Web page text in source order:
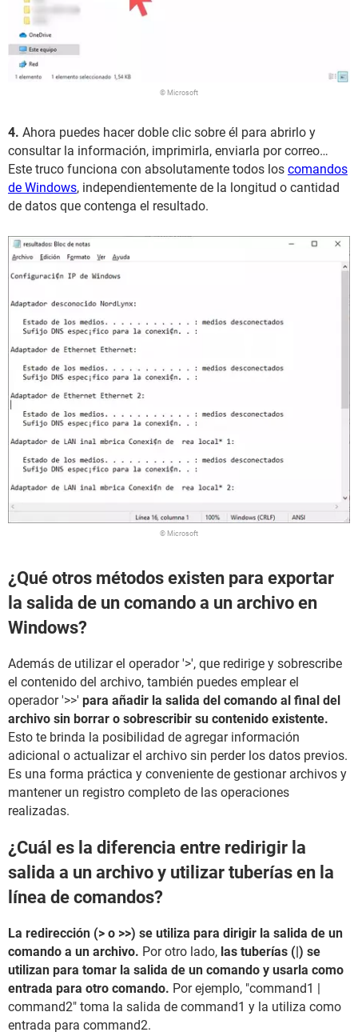
© Microsoft
4. Ahora puedes hacer doble clic sobre él para abrirlo y
consultar la información, imprimirla, enviarla por correo…
Este truco funciona con absolutamente todos los comandos
de Windows, independientemente de la longitud o cantidad
de datos que contenga el resultado.
© Microsoft
¿Qué otros métodos existen para exportar
la salida de un comando a un archivo en
Windows?
Además de utilizar el operador '>', que redirige y sobrescribe
el contenido del archivo, también puedes emplear el
operador '>>' para añadir la salida del comando al final del
archivo sin borrar o sobrescribir su contenido existente.
Esto te brinda la posibilidad de agregar información
adicional o actualizar el archivo sin perder los datos previos.
Es una forma práctica y conveniente de gestionar archivos y
mantener un registro completo de las operaciones
realizadas.
¿Cuál es la diferencia entre redirigir la
salida a un archivo y utilizar tuberías en la
línea de comandos?
La redirección (> o >>) se utiliza para dirigir la salida de un
comando a un archivo. Por otro lado, las tuberías (|) se
utilizan para tomar la salida de un comando y usarla como
entrada para otro comando. Por ejemplo, "command1 |
command2" toma la salida de command1 y la utiliza como
entrada para command2.